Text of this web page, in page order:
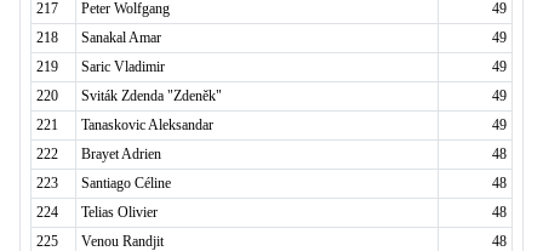
217
Peter Wolfgang
49
218
Sanakal Amar
49
219
Saric Vladimir
49
220
Sviták Zdenda "Zdeněk"
49
221
Tanaskovic Aleksandar
49
222
Brayet Adrien
48
223
Santiago Céline
48
224
Telias Olivier
48
225
Venou Randjit
48